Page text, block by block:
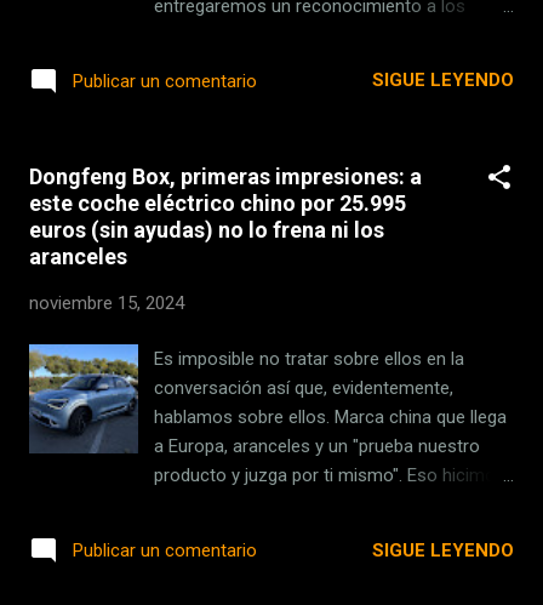
entregaremos un reconocimiento a los
compañera Ángela Blanco. ¿Quieres
19 de noviembre de 2024 Dónde: Cines
Capitol (Madrid) Horario: Comienzo de la
gala a las 20.00 (hora peninsular española),
de puertas y acceso por correo, cuando
en este formulario Si quieres acompañarnos
el 19 de noviembre en los Cines Capitol en
los Premios Xataka NordVPN 2024,
regístrate por favor en el siguiente
formulario. Las entradas son gratis y se
regístrate rápido si no quieres quedarte sin
Publicar un comentario SIGUE LEYENDO
Dongfeng Box, primeras impresiones: a
este coche eléctrico chino por 25.995
euros (sin ayudas) no lo frena ni los
aranceles
noviembre 15, 2024
Es imposible no tratar sobre ellos en la
conversación así que, evidentemente,
hablamos sobre ellos. Marca china que llega
a Europa, aranceles y un "prueba nuestro
producto y juzga por ti mismo". Eso hicimos
Dongfeng Box. Compacto y eléctrico son
Publicar un comentario SIGUE LEYENDO